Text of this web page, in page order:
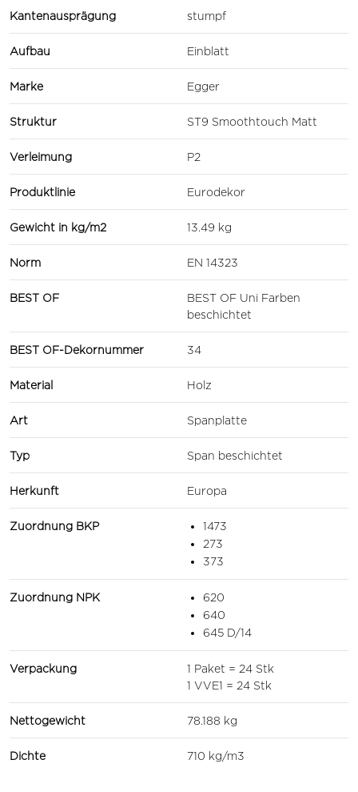
Kantenausprägung stumpf
Aufbau Einblatt
Marke Egger
Struktur ST9 Smoothtouch Matt
Verleimung P2
Produktlinie Eurodekor
Gewicht in kg/m2 13.49 kg
Norm EN 14323
BEST OF
BEST OF Uni Farben
beschichtet
BEST OF-Dekornummer 34
Material Holz
Art Spanplatte
Typ Span beschichtet
Herkunft Europa
Zuordnung BKP
1473
273
373
Zuordnung NPK
620
640
645 D/14
Verpackung
1 Paket = 24 Stk
1 VVE1 = 24 Stk
Nettogewicht 78.188 kg
Dichte 710 kg/m3